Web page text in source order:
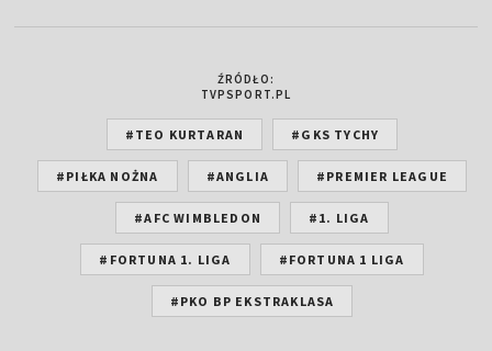
ŹRÓDŁO:
TVPSPORT.PL
#TEO KURTARAN #GKS TYCHY
#PIŁKA NOŻNA #ANGLIA #PREMIER LEAGUE
#AFC WIMBLEDON #1. LIGA
#FORTUNA 1. LIGA #FORTUNA 1 LIGA
#PKO BP EKSTRAKLASA